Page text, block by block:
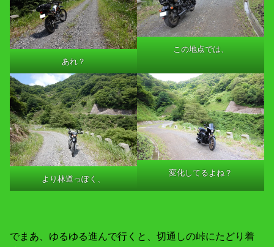
あれ？
この地点では、
より林道っぽく、
変化してるよね？
でまあ、ゆるゆる進んで行くと、切通しの峠にたどり着